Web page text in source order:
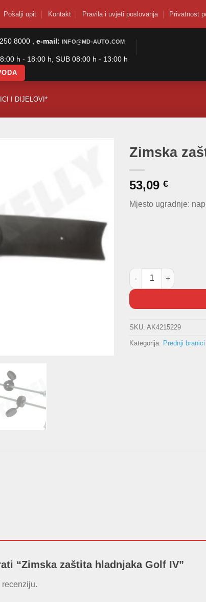
Pošalji upit Kontakt Pravila i uvjeti poslovanja Privatnost
8000 , e-mail: INFO@MD-AUTO.COM
h - 18:00 h, SUB 08:00 h - 13:00 h
I DIJELOVI*
Zimska
53,09 €
Mjesto ugradnje:
Zimska zaštita
SKU: AK4215229
Kategorija: Prednji
“Zimska zaštita hladnjaka Golf IV”